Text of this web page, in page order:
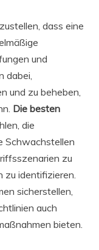
dass eine
und
dabei,
und zu beheben,
Die besten
die
Schwachstellen
zu
zu identifizieren.
sicherstellen,
auch
bieten.